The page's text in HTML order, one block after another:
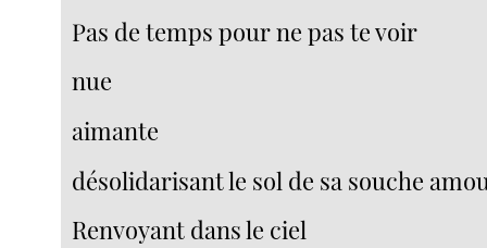
Pas de temps pour ne pas te voir
nue
aimante
désolidarisant le sol de sa souche
Renvoyant dans le ciel